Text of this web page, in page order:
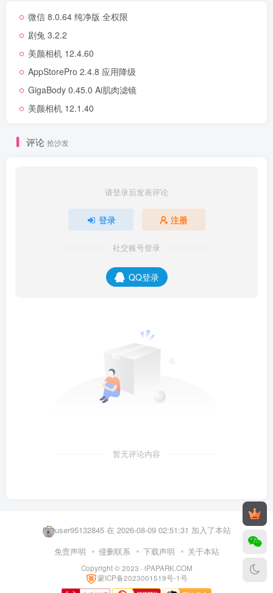
微信 8.0.64 纯净版 全权限
剧兔 3.2.2
美颜相机 12.4.60
AppStorePro 2.4.8 应用降级
GigaBody 0.45.0 Ai肌肉滤镜
美颜相机 12.1.40
评论 抢沙发
请登录后发表评论
登录 注册
社交账号登录
QQ登录
暂无评论内容
user95132845 在 2026-08-09 02:51:31 加入了本站
user99859203 在 2026-08-09 02:46:03 加入了本站
AIRTEL NUM 在 2026-08-09 02:08:45 加入了本站
Himax77 在 2026-08-09 01:38:21 加入了本站
免责声明 侵删联系 下载声明 关于本站
Copyright © 2023 · iPAPARK.COM
蒙ICP备2023001519号-1号